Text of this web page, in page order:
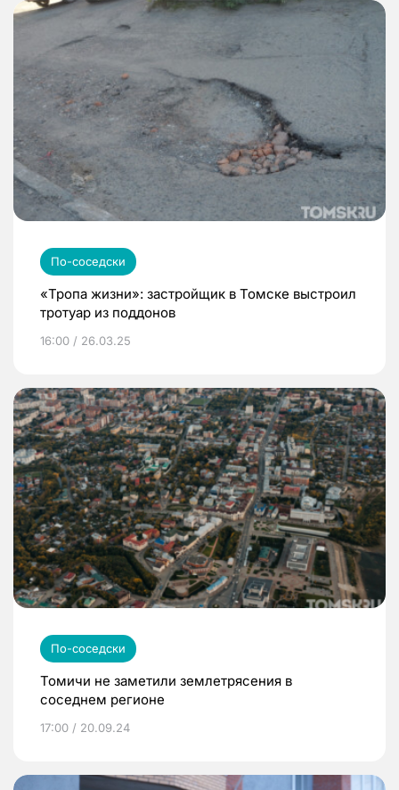
По-соседски
«Тропа жизни»: застройщик в Томске выстроил
тротуар из поддонов
16:00 / 26.03.25
По-соседски
Томичи не заметили землетрясения в
соседнем регионе
17:00 / 20.09.24